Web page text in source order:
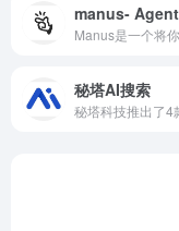
秘塔AI搜索